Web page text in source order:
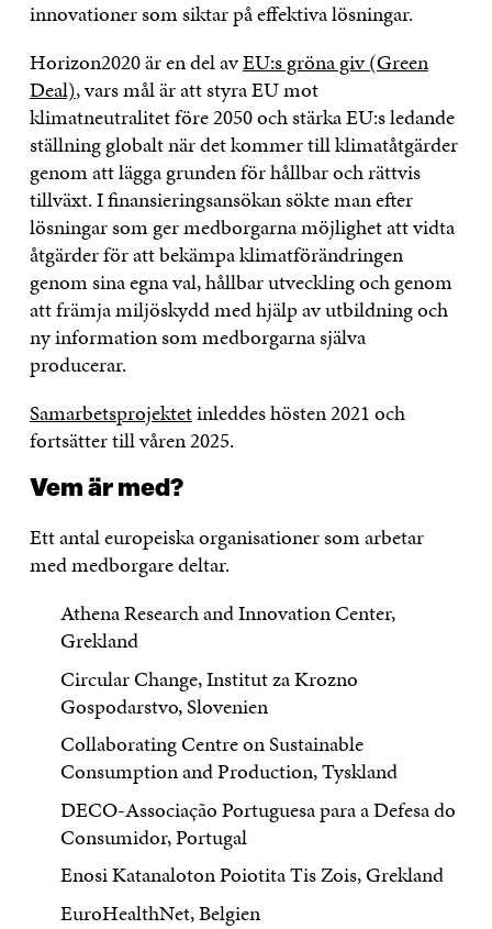
innovationer som siktar på effektiva lösningar.
Horizon2020 är en del avEU:s gröna giv (Green
Deal), vars mål är att styra EU mot
klimatneutralitet före 2050 och stärka EU:s ledande
ställning globalt när det kommer till klimatåtgärder
genom att lägga grunden för hållbar och rättvis
tillväxt. I finansieringsansökan sökte man efter
lösningar som ger medborgarna möjlighet att vidta
åtgärder för att bekämpa klimatförändringen
genom sina egna val, hållbar utveckling och genom
att främja miljöskydd med hjälp av utbildning och
ny information som medborgarna själva
producerar.
Samarbetsprojektetinleddes hösten 2021 och
fortsätter till våren 2025.
Vem är med?
Ett antal europeiska organisationer som arbetar
med medborgare deltar.
Athena Research and Innovation Center,
Grekland
Circular Change, Institut za Krozno
Gospodarstvo, Slovenien
Collaborating Centre on Sustainable
Consumption and Production, Tyskland
DECO-Associação Portuguesa para a Defesa do
Consumidor, Portugal
Enosi Katanaloton Poiotita Tis Zois, Grekland
EuroHealthNet, Belgien